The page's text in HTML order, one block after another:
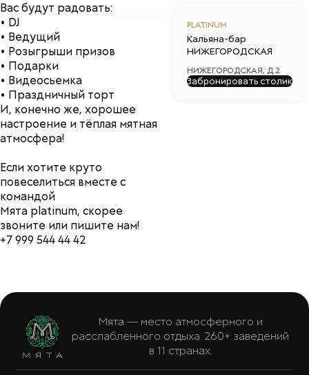
Вас будут радовать:
• DJ
• Ведущий
• Розыгрыши призов
• Подарки
• Видеосьемка
• Праздничный торт
И, конечно же, хорошее
настроение и тёплая мятная
атмосфера!
Если хотите круто
повеселиться вместе с
командой
Мята platinum, скорее
звоните или пишите нам!
+7 999 544 44 42
PLATINUM
Кальяна-бар
НИЖЕГОРОДСКАЯ
НИЖЕГОРОДСКАЯ, Д.2
Забронировать столик
Мята — место атмосферного и
расслабленного отдыха. 260+ заведений
в 11 странах.